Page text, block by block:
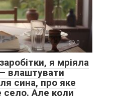
0
я мріяла
влаштувати
сина, про яке
село. Але коли